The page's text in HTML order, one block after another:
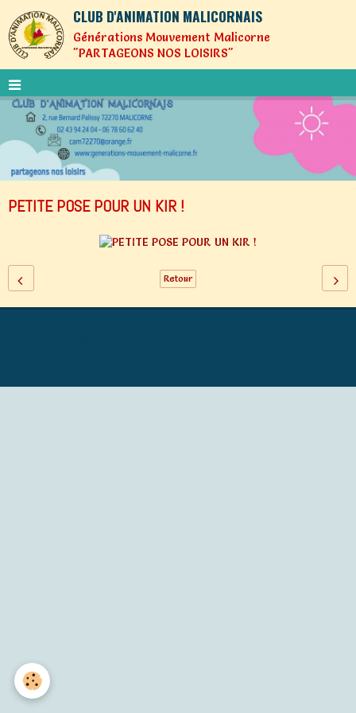
CLUB D'ANIMATION MALICORNAIS
Générations Mouvement Malicorne
"PARTAGEONS NOS LOISIRS"
PETITE POSE POUR UN KIR !
Retour